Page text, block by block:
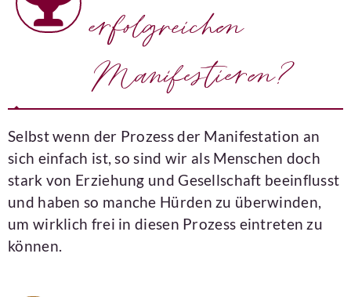
erfolgreichen
Manifestieren?
Selbst wenn der Prozess der Manifestation an
sich einfach ist, so sind wir als Menschen doch
stark von Erziehung und Gesellschaft beeinflusst
und haben so manche Hürden zu überwinden,
um wirklich frei in diesen Prozess eintreten zu
können.